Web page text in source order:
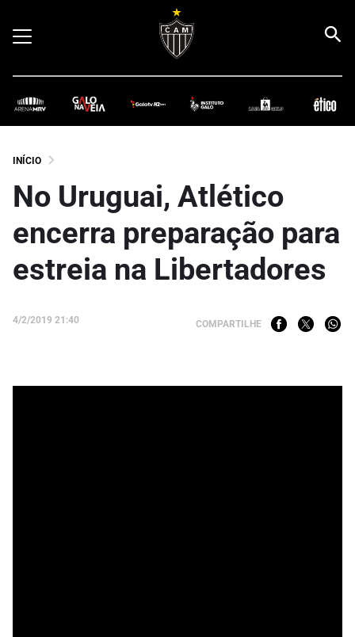
INÍCIO
No Uruguai, Atlético
encerra preparação para
estreia na Libertadores
4/2/2019 21:40 COMPARTILHE